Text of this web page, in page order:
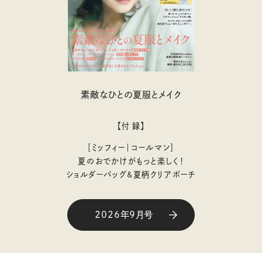
素敵なひとの夏服とメイク
【付 録】
［ミッフィー｜コールマン］
夏のおでかけがもっと楽しく！
ショルダーバッグ&夏柄クリアポーチ
2026年9月号